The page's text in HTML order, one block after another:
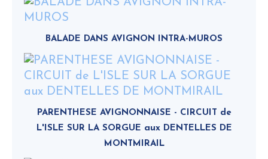
BALADE DANS AVIGNON INTRA-MUROS
PARENTHESE AVIGNONNAISE - CIRCUIT de
L'ISLE SUR LA SORGUE aux DENTELLES DE
MONTMIRAIL